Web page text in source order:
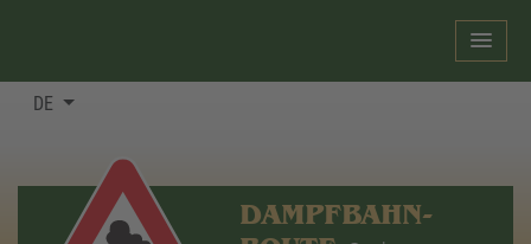
DE
DAMPFBAHN-